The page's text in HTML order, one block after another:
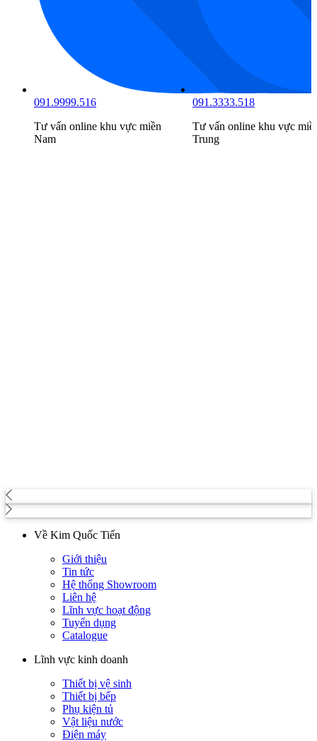
091.9999.516
Tư vấn online khu vực miền
Nam
091.3333.518
Tư vấn online khu vực
Trung
Về Kim Quốc Tiến
Giới thiệu
Tin tức
Hệ thống Showroom
Liên hệ
Lĩnh vực hoạt động
Tuyển dụng
Catalogue
Lĩnh vực kinh doanh
Thiết bị vệ sinh
Thiết bị bếp
Phụ kiện tủ
Vật liệu nước
Điện máy